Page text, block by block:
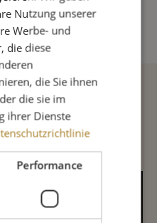
Nutzung unserer
Werbe- und
die diese
die Sie ihnen
die sie im
ihrer Dienste
Performance